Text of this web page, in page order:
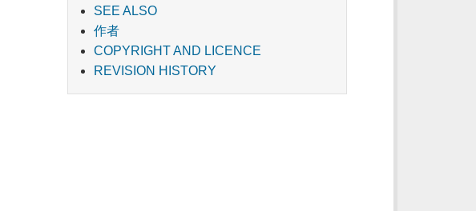
SEE ALSO
作者
COPYRIGHT AND LICENCE
REVISION HISTORY